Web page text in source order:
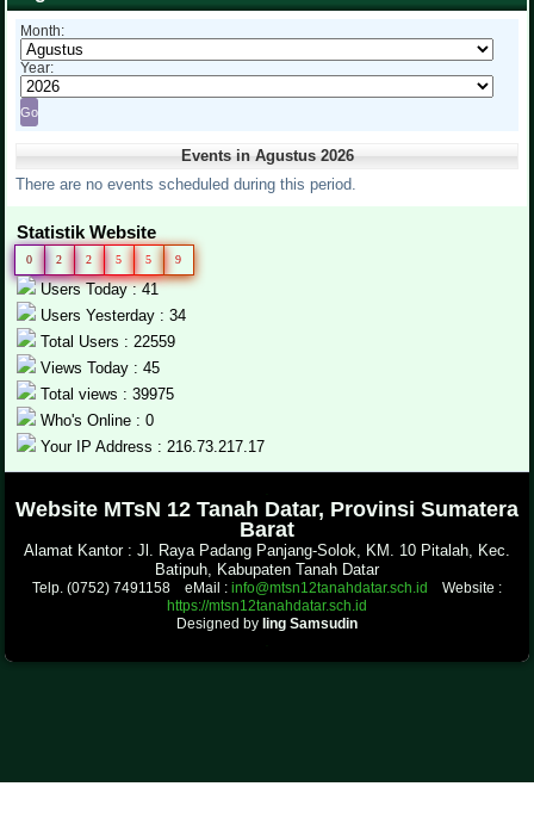
Month:
Year:
Events in Agustus 2026
There are no events scheduled during this period.
Statistik Website
0 2 2 5 5 9
Users Today : 41
Users Yesterday : 34
Total Users : 22559
Views Today : 45
Total views : 39975
Who's Online : 0
Your IP Address : 216.73.217.17
Website MTsN 12 Tanah Datar, Provinsi Sumatera
Barat
Alamat Kantor : Jl. Raya Padang Panjang-Solok, KM. 10 Pitalah, Kec.
Batipuh, Kabupaten Tanah Datar
Telp. (0752) 7491158 eMail : info@mtsn12tanahdatar.sch.id
Website :
https://mtsn12tanahdatar.sch.id
Designed by Iing Samsudin